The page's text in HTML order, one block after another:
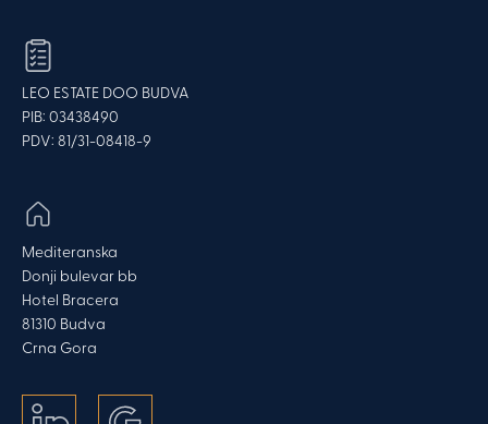
LEO ESTATE DOO BUDVA
PIB: 03438490
PDV: 81/31-08418-9
Mediteranska
Donji bulevar bb
Hotel Bracera
81310 Budva
Crna Gora